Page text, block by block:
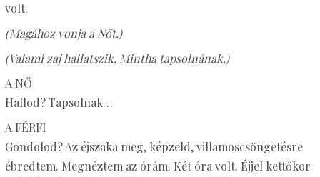
volt.
(Magához vonja a Nőt.)
(Valami zaj hallatszik. Mintha tapsolnának.)
A NŐ
Hallod? Tapsolnak…
A FÉRFI
Gondolod? Az éjszaka meg, képzeld, villamoscsöngetésre
ébredtem. Megnéztem az órám. Két óra volt. Éjjel kettőkor